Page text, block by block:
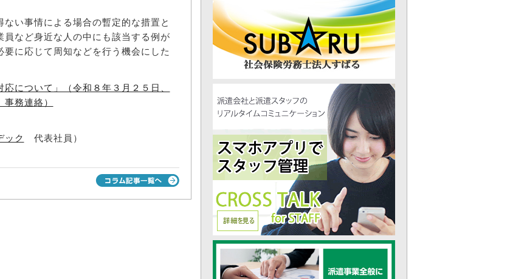
い事情による場合の暫定的な措置と
など身近な人の中にも該当する例が
に応じて周知などを行う機会にした
について」（令和８年３月２５日、
務連絡）
ック 代表社員）